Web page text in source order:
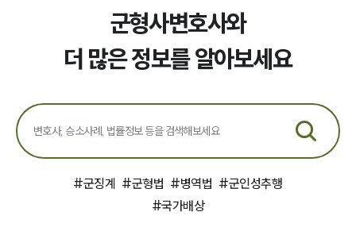
군형사변호사와
더 많은 정보를 알아보세요
#군징계 #군형법 #병역법 #군인성추행
#국가배상